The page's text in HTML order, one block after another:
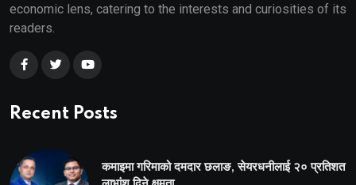
economic lens, catering to the interests and curiosities of its
readers.
Recent Posts
कमाइमा गरिमाको दमदार छलाङ, सेयरधनीलाई २० प्रतिशत